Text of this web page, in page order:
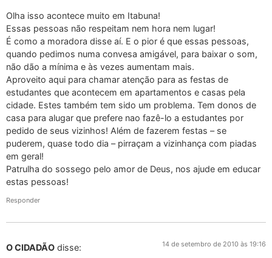
Olha isso acontece muito em Itabuna!
Essas pessoas não respeitam nem hora nem lugar!
É como a moradora disse aí. E o pior é que essas pessoas,
quando pedimos numa convesa amigável, para baixar o som,
não dão a mínima e às vezes aumentam mais.
Aproveito aqui para chamar atenção para as festas de
estudantes que acontecem em apartamentos e casas pela
cidade. Estes também tem sido um problema. Tem donos de
casa para alugar que prefere nao fazê-lo a estudantes por
pedido de seus vizinhos! Além de fazerem festas – se
puderem, quase todo dia – pirraçam a vizinhança com piadas
em geral!
Patrulha do sossego pelo amor de Deus, nos ajude em educar
estas pessoas!
Responder
O CIDADÃO disse: 14 de setembro de 2010 às 19:16